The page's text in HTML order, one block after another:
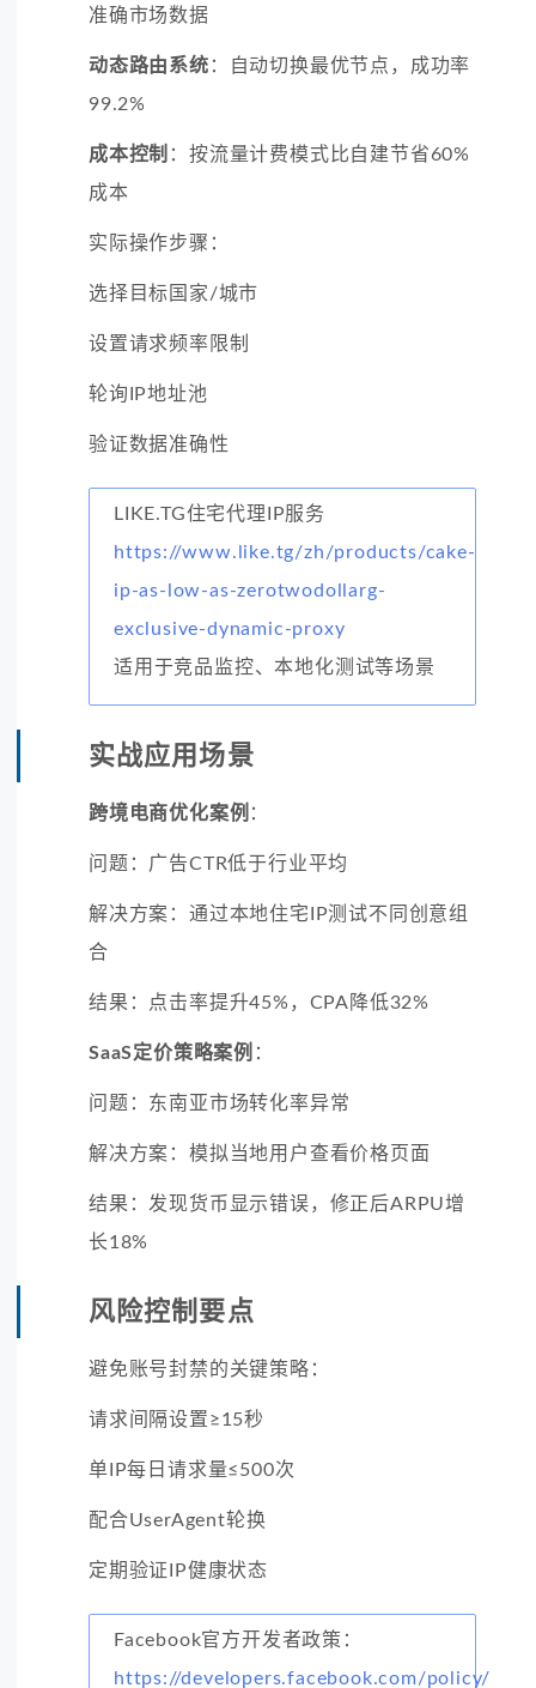
准确市场数据
动态路由系统 ：自动切换最优节点，成功率
99.2%
成本控制 ：按流量计费模式比自建节省60%
成本
实际操作步骤：
选择目标国家/城市
设置请求频率限制
轮询IP地址池
验证数据准确性
LIKE.TG住宅代理IP服务
https://www.like.tg/zh/products/cake-
ip-as-low-as-zerotwodollarg-
exclusive-dynamic-proxy
适用于竞品监控、本地化测试等场景
实战应用场景
跨境电商优化案例 ：
问题：广告CTR低于行业平均
解决方案：通过本地住宅IP测试不同创意组
合
结果：点击率提升45%，CPA降低32%
SaaS定价策略案例 ：
问题：东南亚市场转化率异常
解决方案：模拟当地用户查看价格页面
结果：发现货币显示错误，修正后ARPU增
长18%
风险控制要点
避免账号封禁的关键策略：
请求间隔设置≥15秒
单IP每日请求量≤500次
配合UserAgent轮换
定期验证IP健康状态
Facebook官方开发者政策：
https://developers.facebook.com/policy/